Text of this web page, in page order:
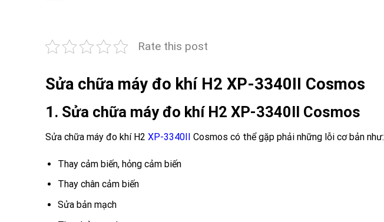
Rate this post
Sửa chữa máy đo khí H2 XP-3340II Cosmos
1. Sửa chữa máy đo khí H2 XP-3340II Cosmos
Sửa chữa máy đo khí H2 XP-3340II Cosmos có thể gặp phải những lỗi cơ bản như:
Thay cảm biến, hỏng cảm biến
Thay chân cảm biến
Sửa bản mạch